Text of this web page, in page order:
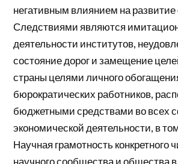
негативным влиянием на развитие
Следствиями являются
деятельности институтов,
состояние дорог и замещение
страны целями личного
бюрократических работников,
бюджетными средствами во всех
экономической деятельности, в
Научная грамотность конкретного
научного сообщества и общества